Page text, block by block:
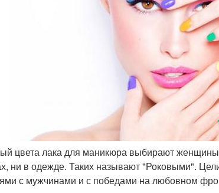
цвета лака для маникюра выбирают
ни в одежде. Таких называют "Роковыми".
с мужчинами и с победами на любовном